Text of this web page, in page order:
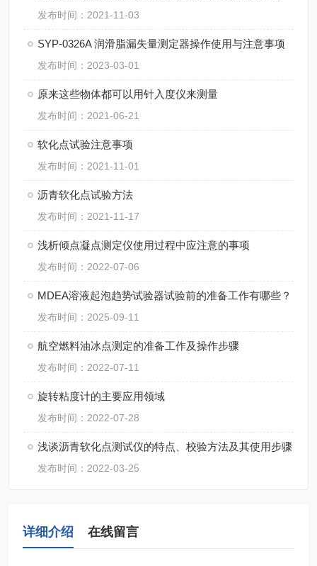
发布时间：2021-11-03
SYP-0326A 润滑脂漏失量测定器操作使用与注意事项
发布时间：2023-03-01
原来这些物体都可以用针入度仪来测量
发布时间：2021-06-21
软化点试验注意事项
发布时间：2021-11-01
沥青软化点试验方法
发布时间：2021-11-17
浅析倾点凝点测定仪使用过程中应注意的事项
发布时间：2022-07-06
MDEA溶液起泡趋势试验器试验前的准备工作有哪些？
发布时间：2025-09-11
航空燃料油冰点测定的准备工作及操作步骤
发布时间：2022-07-11
旋转粘度计的主要应用领域
发布时间：2022-07-28
浅谈沥青软化点测试仪的特点、校验方法及其使用步骤
发布时间：2022-03-25
详细介绍 在线留言